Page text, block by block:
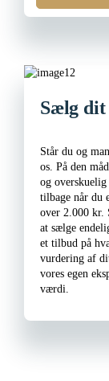
Sælg dit
Står du og
os. På den
og
tilbage når du
over 2.000 kr.
at sælge
et tilbud på
vurdering af
vores egen
værdi.